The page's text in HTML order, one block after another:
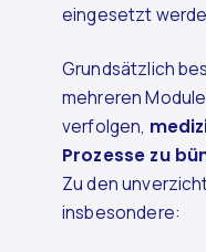
eingesetzt
Grundsätzlich
mehreren
verfolgen,
Prozesse zu
Zu den
insbesondere: